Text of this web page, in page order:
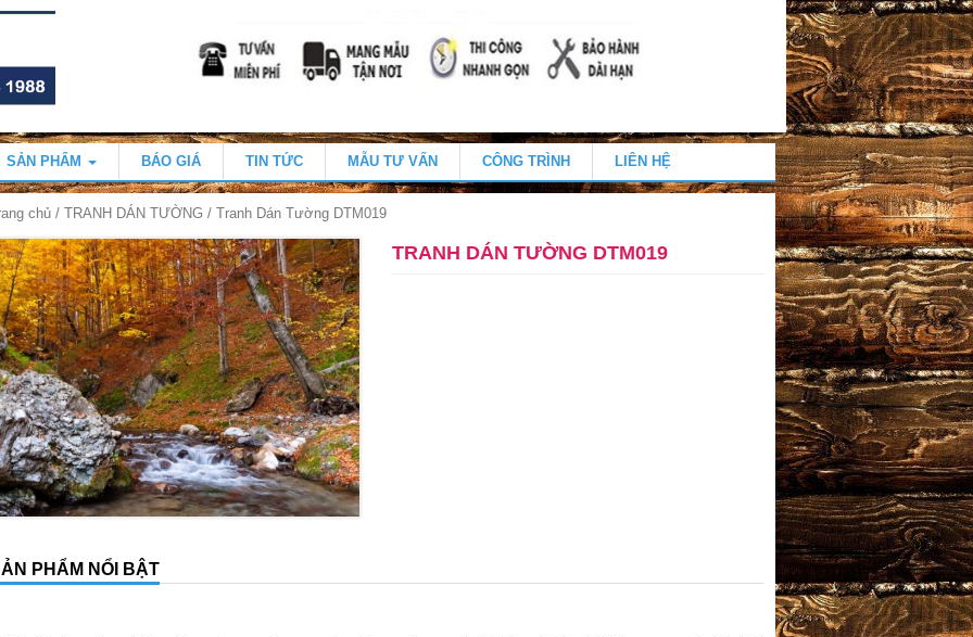
SẢN PHẨM BÁO GIÁ TIN TỨC MẪU TƯ VẤN CÔNG TRÌNH LIÊN HỆ
chủ / TRANH DÁN TƯỜNG / Tranh Dán Tường DTM019
TRANH DÁN TƯỜNG DTM019
PHẨM NỔI BẬT